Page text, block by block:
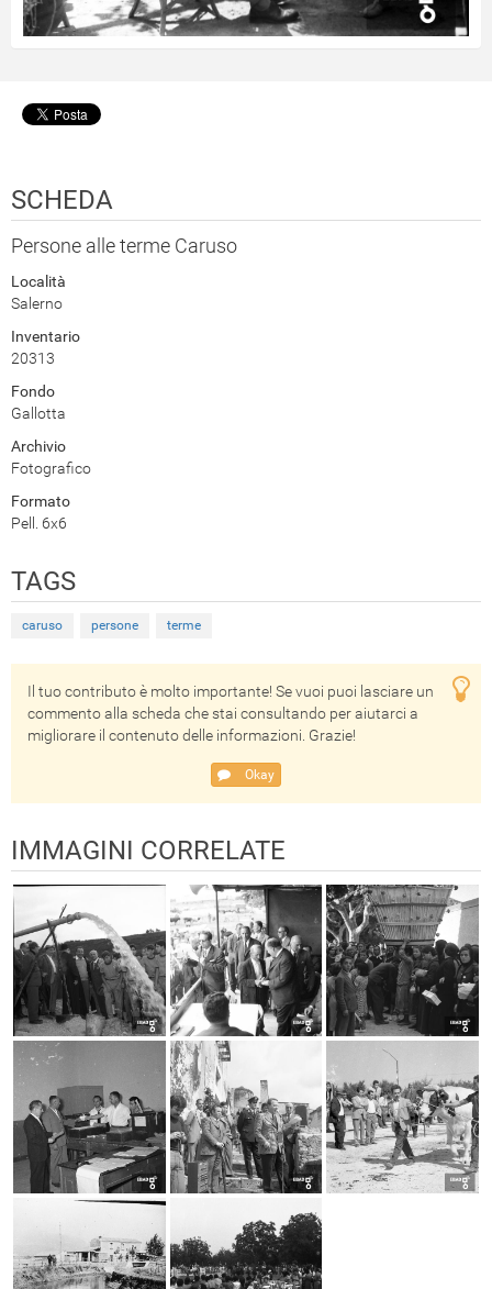
SCHEDA
Persone alle terme Caruso
Località
Salerno
Inventario
20313
Fondo
Gallotta
Archivio
Fotografico
Formato
Pell. 6x6
TAGS
caruso persone terme
Il tuo contributo è molto importante! Se vuoi puoi lasciare un
commento alla scheda che stai consultando per aiutarci a
migliorare il contenuto delle informazioni. Grazie!
Okay
IMMAGINI CORRELATE